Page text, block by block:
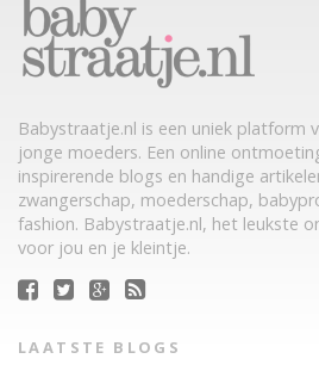
Babystraatje.nl is een uniek platform
jonge moeders. Een online
inspirerende blogs en handige
zwangerschap, moederschap,
fashion. Babystraatje.nl, het leukste
voor jou en je kleintje.
LAATSTE BLOGS